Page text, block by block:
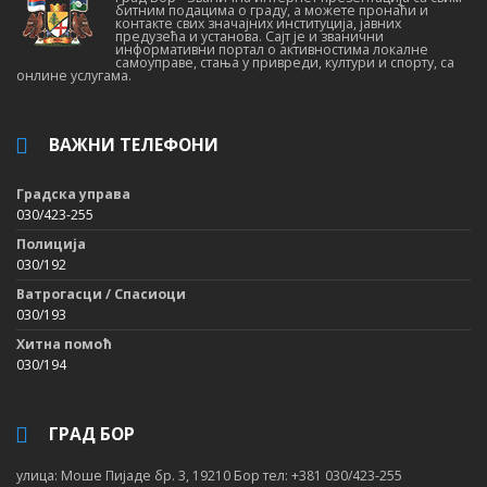
битним подацима о граду, а можете пронаћи и
контакте свих значајних институција, јавних
предузећа и установа. Сајт је и званични
информативни портал о активностима локалне
самоуправе, стања у привреди, култури и спорту, са
онлине услугама.
ВАЖНИ ТЕЛЕФОНИ
Градска управа
030/423-255
Полиција
030/192
Ватрогасци / Спасиоци
030/193
Хитна помоћ
030/194
ГРАД БОР
улица: Моше Пијаде бр. 3, 19210 Бор тел: +381 030/423-255